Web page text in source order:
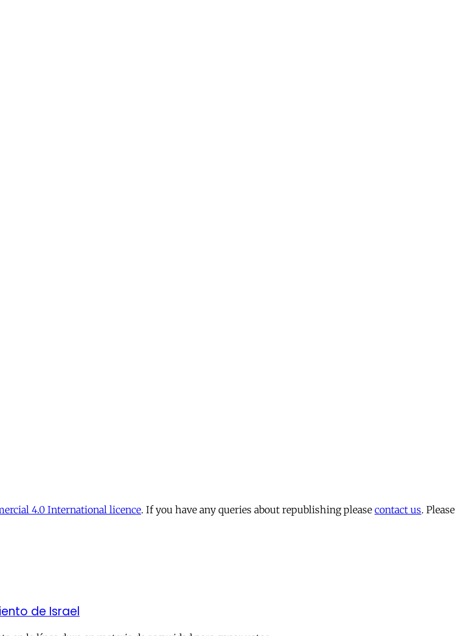
4.0 International licence. If you have any queries about republishing please contact us. Please
de Israel